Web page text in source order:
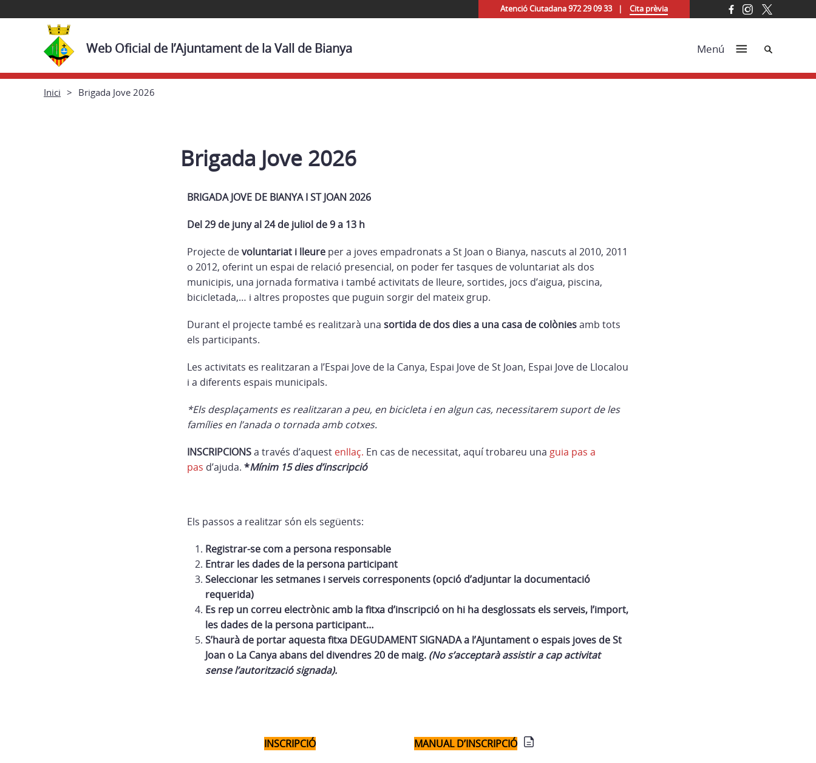
Atenció Ciutadana 972 29 09 33 Cita prèvia
Web Oficial de l’Ajuntament de la Vall de Bianya Menú Cerca
Inici Brigada Jove 2026
Brigada Jove 2026
BRIGADA JOVE DE BIANYA I ST JOAN 2026
Del 29 de juny al 24 de juliol de 9 a 13 h
Projecte devoluntariat i lleure per a joves empadronats a St Joan o Bianya, nascuts al 2010, 2011
o 2012, oferint un espai de relació presencial, on poder fer tasques de voluntariat als dos
municipis, una jornada formativa i també activitats de lleure, sortides, jocs d’aigua, piscina,
bicicletada,… i altres propostes que puguin sorgir del mateix grup.
Durant el projecte també es realitzarà una sortida de dos dies a una casa de colòniesamb tots
els participants.
Les activitats es realitzaran a l’Espai Jove de la Canya, Espai Jove de St Joan, Espai Jove de Llocalou
i a diferents espais municipals.
*Els desplaçaments es realitzaran a peu, en bicicleta i en algun cas, necessitarem suport de les
famílies en l’anada o tornada amb cotxes.
INSCRIPCIONSa través d’aquest enllaç. En cas de necessitat, aquí trobareu una guia pas a
pas d’ajuda. *Mínim 15 dies d’inscripció
Els passos a realitzar són els següents:
Registrar-se com a persona responsable
Entrar les dades de la persona participant
Seleccionar les setmanes i serveis corresponents (opció d’adjuntar la documentació
requerida)
Es rep un correu electrònic amb la fitxa d’inscripció on hi ha desglossats els serveis, l’import,
les dades de la persona participant…
S’haurà de portar aquesta fitxa DEGUDAMENT SIGNADA a l’Ajuntament o espais joves de St
Joan o La Canya abans del divendres 20 de maig. (No s’acceptarà assistir a cap activitat
sense l’autorització signada).
INSCRIPCIÓ MANUAL D’INSCRIPCIÓ